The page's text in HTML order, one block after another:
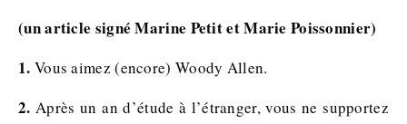
(un article signé Marine Petit et Marie Poissonnier)
1. Vous aimez (encore) Woody Allen.
2. Après un an d’étude à l’étranger, vous ne supportez